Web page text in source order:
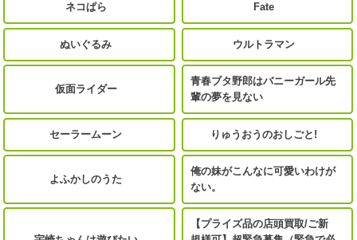
ネコぱら Fate
ぬいぐるみ ウルトラマン
仮面ライダー
青春ブタ野郎はバニーガール先
輩の夢を見ない
セーラームーン りゅうおうのおしごと!
よふかしのうた
俺の妹がこんなに可愛いわけが
ない。
【プライズ品の店頭買取/ご新